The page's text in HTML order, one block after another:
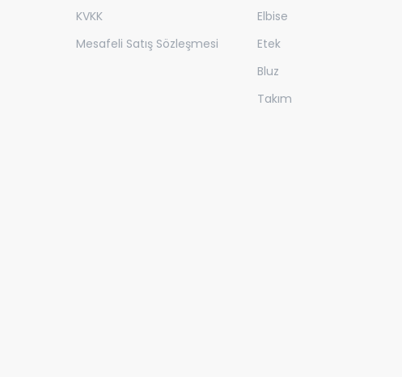
KVKK
Mesafeli Satış Sözleşmesi
Elbise
Etek
Bluz
Takım